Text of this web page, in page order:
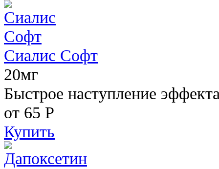
Сиалис Софт
20мг
Быстрое наступление
от 65 Р
Купить